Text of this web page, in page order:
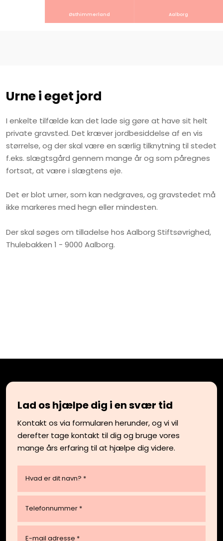
Østhimmerland Aalborg
​Urne i eget jord
I enkelte tilfælde kan det lade sig gøre at have sit helt
private gravsted. Det kræver jordbesiddelse af en vis
størrelse, og der skal være en særlig tilknytning til stedet
f.eks. slægtsgård gennem mange år og som påregnes
fortsat, at være i slægtens eje.
​Det er blot urner, som kan nedgraves, og gravstedet må
ikke markeres med hegn eller mindesten.
Der skal søges om tilladelse hos Aalborg Stiftsøvrighed,
Thulebakken 1 - 9000 Aalborg.​
Lad os hjælpe dig i en svær tid
Kontakt os via formularen herunder, og vi vil
derefter tage kontakt til dig og bruge vores
mange års erfaring til at hjælpe dig videre.